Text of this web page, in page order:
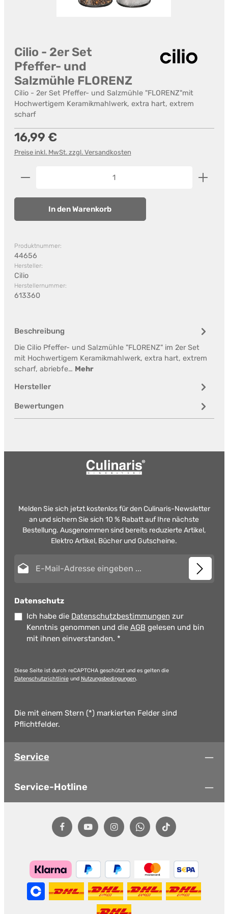
Cilio - 2er Set
Pfeffer- und
Salzmühle FLORENZ
Cilio - 2er Set Pfeffer- und Salzmühle "FLORENZ"mit
Hochwertigem Keramikmahlwerk, extra hart, extrem
scharf
Regulärer Preis:
16,99 €
Preise inkl. MwSt. zzgl. Versandkosten
Produkt Anzahl: Gib den gewünschten Wert ein
In den Warenkorb
Produktnummer:
44656
Hersteller:
Cilio
Herstellernummer:
613360
Beschreibung
Die Cilio Pfeffer- und Salzmühle "FLORENZ" im 2er Set
mit Hochwertigem Keramikmahlwerk, extra hart, extrem
scharf, abriebfe… Mehr
Hersteller
Bewertungen
Melden Sie sich jetzt kostenlos für den Culinaris-Newsletter
an und sichern Sie sich 10 % Rabatt auf Ihre nächste
Bestellung. Ausgenommen sind bereits reduzierte Artikel,
Elektro Artikel, Bücher und Gutscheine.
Datenschutz
Ich habe die Datenschutzbestimmungen zur
Kenntnis genommen und die AGB gelesen und bin
mit ihnen einverstanden. *
Diese Seite ist durch reCAPTCHA geschützt und es gelten die
Datenschutzrichtlinieund Nutzungsbedingungen.
Die mit einem Stern (*) markierten Felder sind
Pflichtfelder.
Service
Service-Hotline